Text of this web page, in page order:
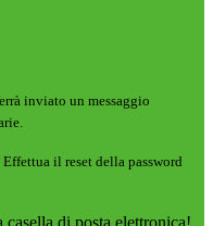
inviato un messaggio
il reset della password